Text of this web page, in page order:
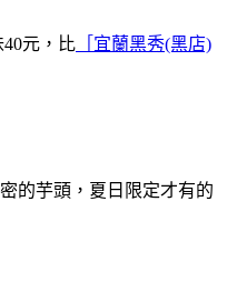
元，比 ［宜蘭黑秀(黑店)
的芋頭，夏日限定才有的